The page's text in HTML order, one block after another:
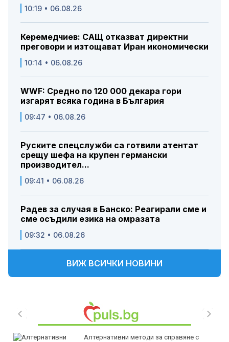
10:19 • 06.08.26
Керемедчиев: САЩ отказват директни
преговори и изтощават Иран икономически
10:14 • 06.08.26
WWF: Средно по 120 000 декара гори
изгарят всяка година в България
09:47 • 06.08.26
Руските спецслужби са готвили атентат
срещу шефа на крупен германски
производител...
09:41 • 06.08.26
Радев за случая в Банско: Реагирали сме и
сме осъдили езика на омразата
09:32 • 06.08.26
ВИЖ ВСИЧКИ НОВИНИ
Алтернативни методи за справяне с